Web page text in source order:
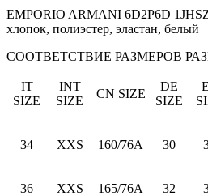
EMPORIO ARMANI 6D2P6D
хлопок, полиэстер, эластан, белый
СООТВЕТСТВИЕ РАЗМЕРОВ
IT
SIZE
INT
SIZE
CN SIZE
DE
SIZE
34 XXS 160/76A 30
36 XXS 165/76A 32